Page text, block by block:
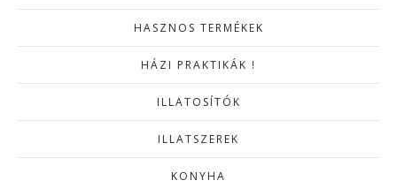
HASZNOS TERMÉKEK
HÁZI PRAKTIKÁK !
ILLATOSÍTÓK
ILLATSZEREK
KONYHA